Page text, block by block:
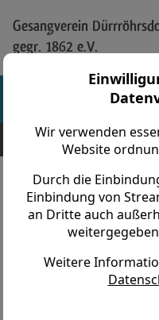
Wir verwenden
Website
Durch die
Einbindung von
an Dritte auch
Weitere
Gesangverein
gegr. 1862 e.V.
Gesangverein Dürrröhrsdorf
2018 - Weihnachtskonzert in der
Festliches
Dezember in
Dresden-Cotta